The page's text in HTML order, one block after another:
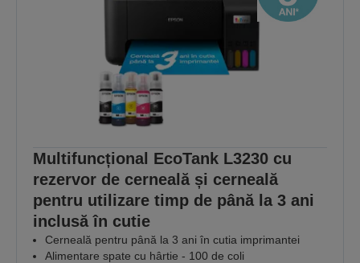
Multifuncțional EcoTank L3230 cu
rezervor de cerneală și cerneală
pentru utilizare timp de până la 3 ani
inclusă în cutie
Cerneală pentru până la 3 ani în cutia imprimantei
Alimentare spate cu hârtie - 100 de coli